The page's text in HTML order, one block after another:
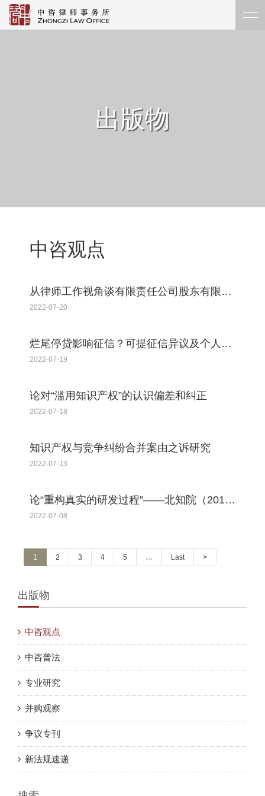
出版物
中咨观点
从律师工作视角谈有限责任公司股东有限责任的突破
2022-07-20
烂尾停贷影响征信？可提征信异议及个人声明！
2022-07-19
论对“滥用知识产权”的认识偏差和纠正
2022-07-18
知识产权与竞争纠纷合并案由之诉研究
2022-07-13
论“重构真实的研发过程”——北知院（2019）京73行初5353号判决引发的思考
2022-07-08
1 2 3 4 5 … Last >
出版物
中咨观点
中咨普法
专业研究
并购观察
争议专刊
新法规速递